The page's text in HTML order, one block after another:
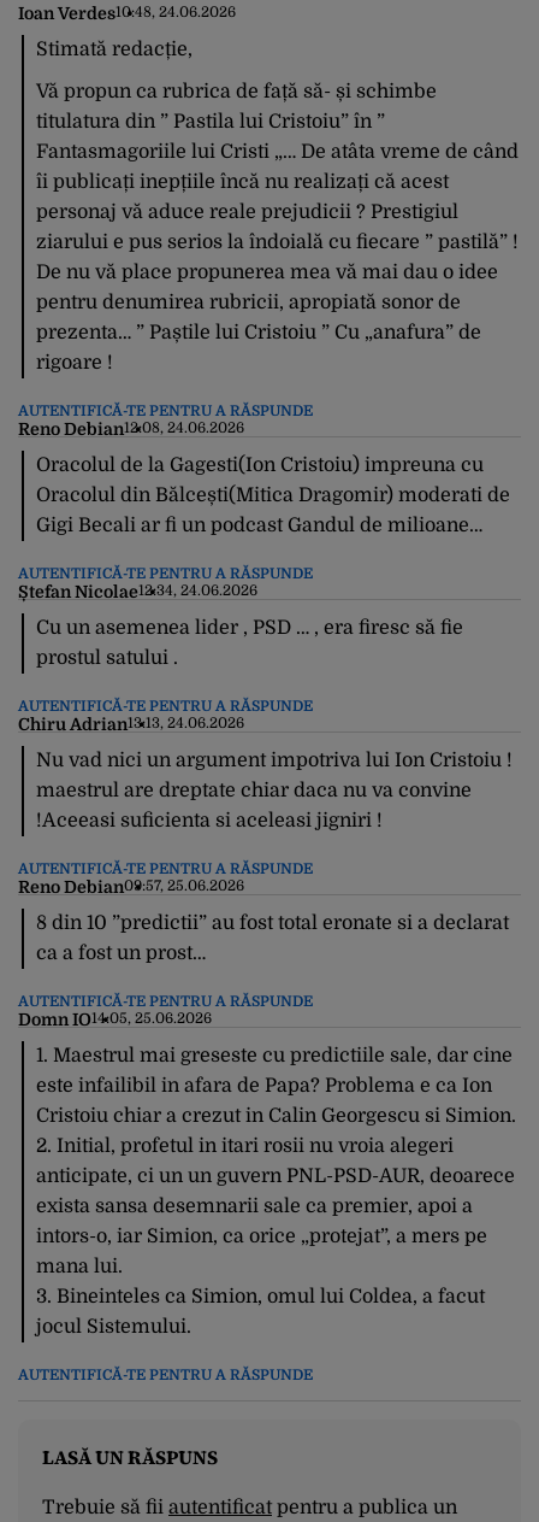
Ioan Verdes10:48, 24.06.2026
Stimată redacție,
Vă propun ca rubrica de față să- și schimbe
titulatura din ” Pastila lui Cristoiu” în ”
Fantasmagoriile lui Cristi „… De atâta vreme de când
îi publicați inepțiile încă nu realizați că acest
personaj vă aduce reale prejudicii ? Prestigiul
ziarului e pus serios la îndoială cu fiecare ” pastilă” !
De nu vă place propunerea mea vă mai dau o idee
pentru denumirea rubricii, apropiată sonor de
prezenta… ” Paștile lui Cristoiu ” Cu „anafura” de
rigoare !
AUTENTIFICĂ-TE PENTRU A RĂSPUNDE
Reno Debian12:08, 24.06.2026
Oracolul de la Gagesti(Ion Cristoiu) impreuna cu
Oracolul din Bălcești(Mitica Dragomir) moderati de
Gigi Becali ar fi un podcast Gandul de milioane…
AUTENTIFICĂ-TE PENTRU A RĂSPUNDE
Ștefan Nicolae12:34, 24.06.2026
Cu un asemenea lider , PSD … , era firesc să fie
prostul satului .
AUTENTIFICĂ-TE PENTRU A RĂSPUNDE
Chiru Adrian13:13, 24.06.2026
Nu vad nici un argument impotriva lui Ion Cristoiu !
maestrul are dreptate chiar daca nu va convine
!Aceeasi suficienta si aceleasi jigniri !
AUTENTIFICĂ-TE PENTRU A RĂSPUNDE
Reno Debian09:57, 25.06.2026
8 din 10 ”predictii” au fost total eronate si a declarat
ca a fost un prost…
AUTENTIFICĂ-TE PENTRU A RĂSPUNDE
Domn IO14:05, 25.06.2026
1. Maestrul mai greseste cu predictiile sale, dar cine
este infailibil in afara de Papa? Problema e ca Ion
Cristoiu chiar a crezut in Calin Georgescu si Simion.
2. Initial, profetul in itari rosii nu vroia alegeri
anticipate, ci un un guvern PNL-PSD-AUR, deoarece
exista sansa desemnarii sale ca premier, apoi a
intors-o, iar Simion, ca orice „protejat”, a mers pe
mana lui.
3. Bineinteles ca Simion, omul lui Coldea, a facut
jocul Sistemului.
AUTENTIFICĂ-TE PENTRU A RĂSPUNDE
LASĂ UN RĂSPUNS
Trebuie să fii autentificatpentru a publica un